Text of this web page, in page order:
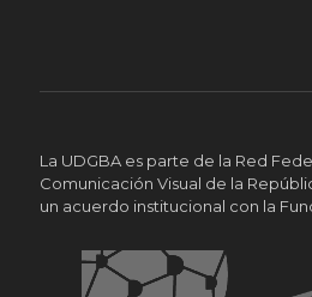
La UDGBA es parte de la Red
Comunicación Visual de la
un acuerdo institucional con la